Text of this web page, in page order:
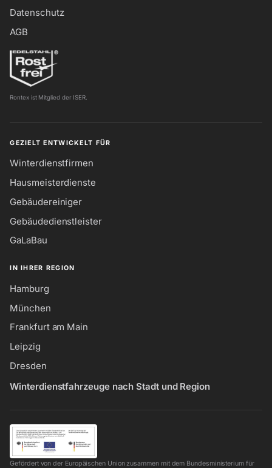
Datenschutz
AGB
Rontex ist Mitglied der ISER.
GEZIELT ENTWICKELT FÜR
Winterdienstfirmen
Hausmeisterdienste
Gebäudereiniger
Gebäudedienstleister
GaLaBau
IN IHRER REGION
Hamburg
München
Frankfurt am Main
Leipzig
Dresden
Winterdienstfahrzeuge nach Stadt und Region
Gefördert von der Europäischen Union zusammen mit dem Bundesministerium für